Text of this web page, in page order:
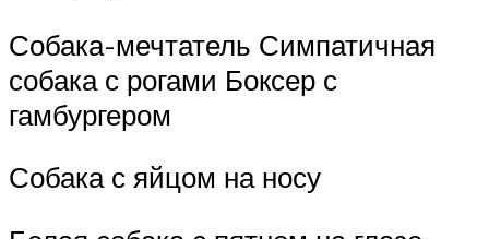
Собака-мечтатель Симпатичная
собака с рогами Боксер с
гамбургером
Собака с яйцом на носу